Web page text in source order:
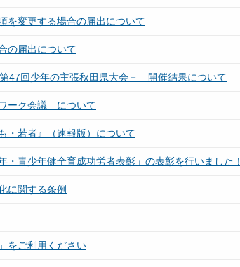
を変更する場合の届出について
の届出について
47回少年の主張秋田県大会－」開催結果について
ーク会議」について
・若者』（速報版）について
・青少年健全育成功労者表彰」の表彰を行いました！
に関する条例
をご利用ください